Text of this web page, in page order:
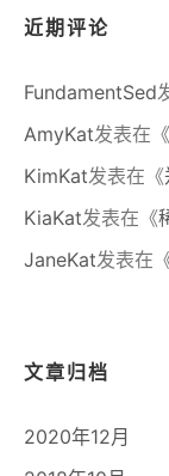
近期评论
FundamentSed
AmyKat发表在《
KimKat发表在《
KiaKat发表在《
JaneKat发表在
文章归档
2020年12月